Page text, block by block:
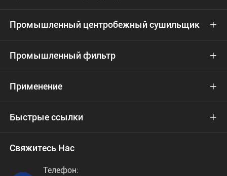
Промышленный центробежный сушильщик 
Промышленный фильтр 
Применение 
Быстрые ссылки 
Свяжитесь Нас
Телефон: